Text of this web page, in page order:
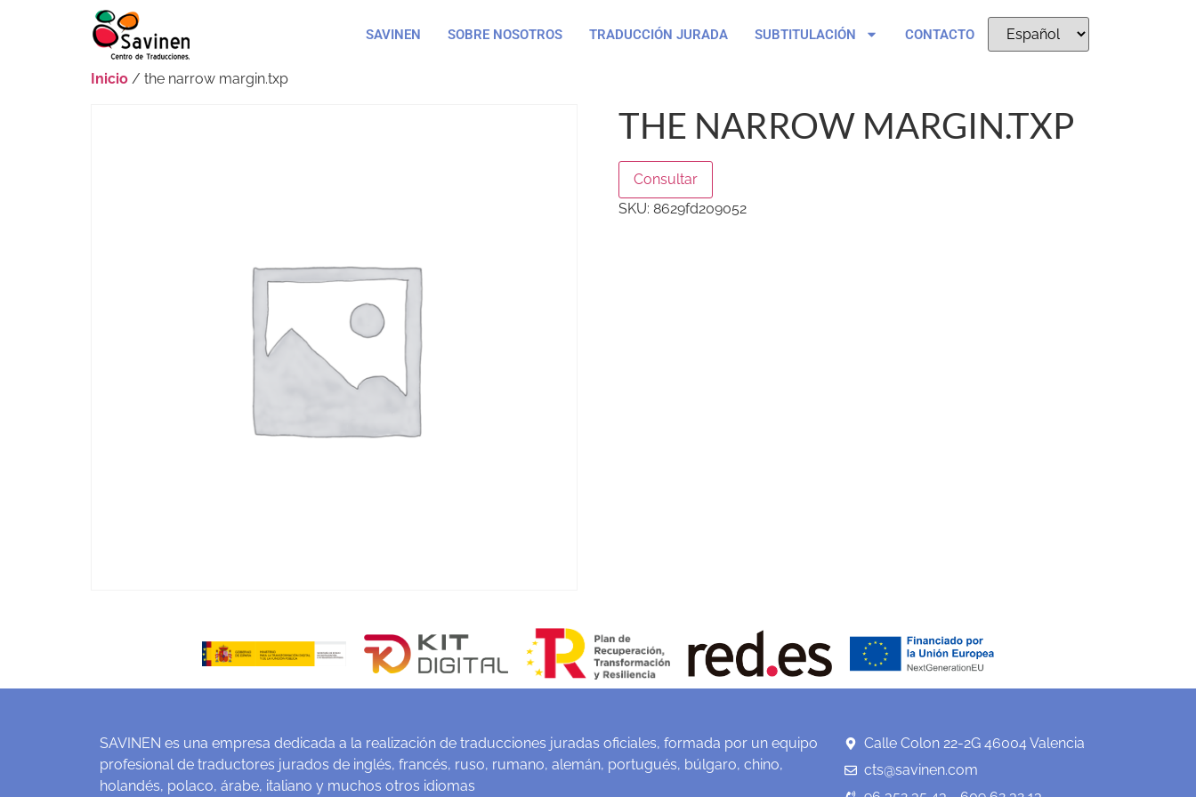
SAVINEN SOBRE NOSOTROS TRADUCCIÓN JURADA SUBTITULACIÓN CONTACTO
Inicio / the narrow margin.txp
THE NARROW MARGIN.TXP
Consultar
SKU: 8629fd209052
SAVINEN es una empresa dedicada a la realización de traducciones juradas oficiales, formada por un equipo
profesional de traductores jurados de inglés, francés, ruso, rumano, alemán, portugués, búlgaro, chino,
holandés, polaco, árabe, italiano y muchos otros idiomas
Calle Colon 22-2G 46004 Valencia
cts@savinen.com